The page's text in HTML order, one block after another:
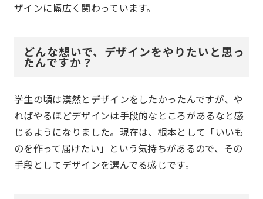
ザインに幅広く関わっています。
どんな想いで、デザインをやりたいと思っ
たんですか？
学生の頃は漠然とデザインをしたかったんですが、や
ればやるほどデザインは手段的なところがあるなと感
じるようになりました。現在は、根本として「いいも
のを作って届けたい」という気持ちがあるので、その
手段としてデザインを選んでる感じです。